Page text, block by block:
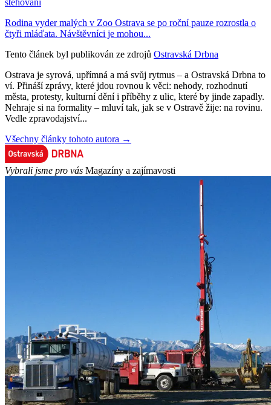
Rodina vyder malých v Zoo Ostrava se po roční pauze rozrostla o
čtyři mláďata. Návštěvníci je mohou...
Tento článek byl publikován ze zdrojů Ostravská Drbna
Ostrava je syrová, upřímná a má svůj rytmus – a Ostravská Drbna to
ví. Přináší zprávy, které jdou rovnou k věci: nehody, rozhodnutí
města, protesty, kulturní dění i příběhy z ulic, které by jinde zapadly.
Nehraje si na formality – mluví tak, jak se v Ostravě žije: na rovinu.
Vedle zpravodajství...
Všechny články tohoto autora →
Vybrali jsme pro vás Magazíny a zajímavosti